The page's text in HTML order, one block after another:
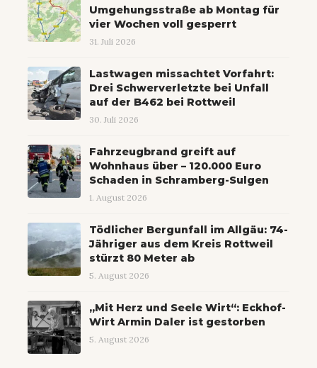
Umgehungsstraße ab Montag für
vier Wochen voll gesperrt
31. Juli 2026
Lastwagen missachtet Vorfahrt:
Drei Schwerverletzte bei Unfall
auf der B462 bei Rottweil
30. Juli 2026
Fahrzeugbrand greift auf
Wohnhaus über – 120.000 Euro
Schaden in Schramberg-Sulgen
1. August 2026
Tödlicher Bergunfall im Allgäu: 74-
Jähriger aus dem Kreis Rottweil
stürzt 80 Meter ab
5. August 2026
„Mit Herz und Seele Wirt“: Eckhof-
Wirt Armin Daler ist gestorben
5. August 2026